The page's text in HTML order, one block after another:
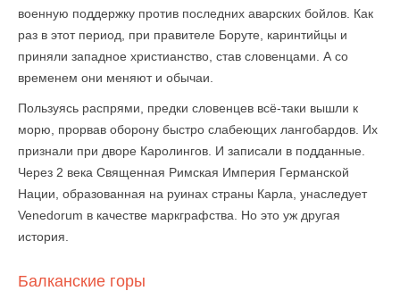
военную поддержку против последних аварских бойлов. Как
раз в этот период, при правителе Боруте, каринтийцы и
приняли западное христианство, став словенцами. А со
временем они меняют и обычаи.
Пользуясь распрями, предки словенцев всё-таки вышли к
морю, прорвав оборону быстро слабеющих лангобардов. Их
признали при дворе Каролингов. И записали в подданные.
Через 2 века Священная Римская Империя Германской
Нации, образованная на руинах страны Карла, унаследует
Venedorum в качестве маркграфства. Но это уж другая
история.
Балканские горы